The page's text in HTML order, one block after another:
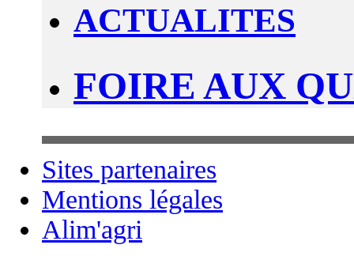
ACTUALITES
FOIRE AUX
Sites partenaires
Mentions légales
Alim'agri